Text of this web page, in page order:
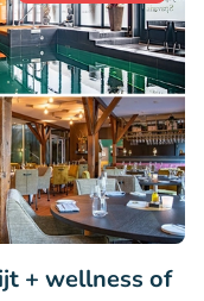
+ wellness of